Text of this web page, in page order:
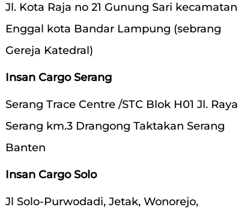
Jl. Kota Raja no 21 Gunung Sari kecamatan
Enggal kota Bandar Lampung (sebrang
Gereja Katedral)
Insan Cargo Serang
Serang Trace Centre /STC Blok H01 Jl. Raya
Serang km.3 Drangong Taktakan Serang
Banten
Insan Cargo Solo
Jl Solo-Purwodadi, Jetak, Wonorejo,